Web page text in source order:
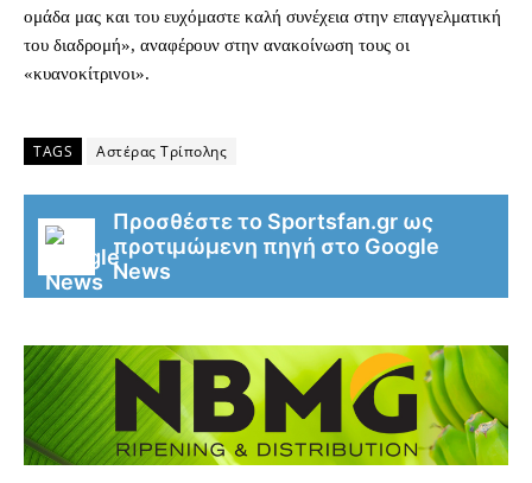
ομάδα μας και του ευχόμαστε καλή συνέχεια στην επαγγελματική
του διαδρομή», αναφέρουν στην ανακοίνωση τους οι
«κυανοκίτρινοι».
TAGS Αστέρας Τρίπολης
Προσθέστε το Sportsfan.gr ως
προτιμώμενη πηγή στο Google
News